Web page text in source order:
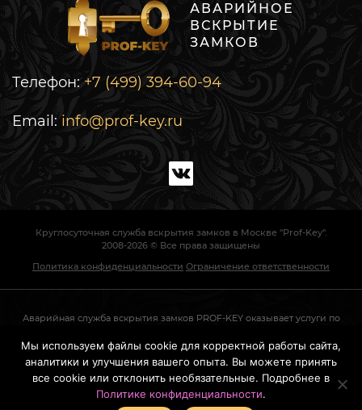
АВАРИЙНОЕ
ВСКРЫТИЕ
ЗАМКОВ
Телефон: +7 (499) 394-60-94
Email: info@prof-key.ru
Круглосуточная служба вскрытия замков в Москве "Prof-Key".
2008-2026 © Все права защищены
Политика конфиденциальности Ограничение ответственности
Аварийная служба вскрытия замков PROF-KEY оказывает услуги по
экстренному вскрытию дверей, автомобилей и сейфов в Москве и
области. Вызов мастера круглосуточно.
Сайт не является публичной офертой и носит информационный
Мы используем файлы cookie для корректной работы сайта,
аналитики и улучшения вашего опыта. Вы можете принять
все cookie или отклонить необязательные. Подробнее в
Политике конфиденциальности.